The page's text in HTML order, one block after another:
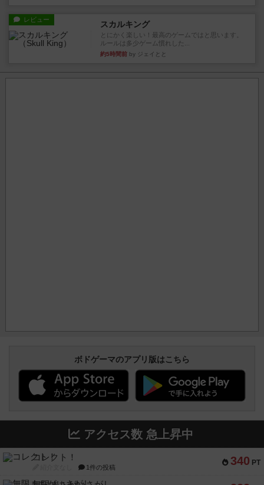
レビュー スカルキング
とにかく楽しい！最高のゲームではと思います。
ルールは多少ゲーム慣れした...
約5時間前 by ジェイとと
ボドゲーマのアプリ版はこちら
アクセス数 急上昇中
340 PT
コレクト！
1件の投稿